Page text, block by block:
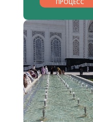
ПРОЦЕСС